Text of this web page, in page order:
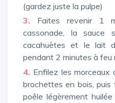
(gardez juste la pulpe)
3. Faites revenir 1
cassonade, la sauce
cacahuètes et le lait
pendant 2 minutes à feu
4. Enfilez les morceaux
brochettes en bois,
poêle légèrement